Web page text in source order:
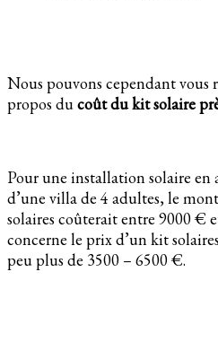
Nous pouvons cependant vous
propos ducoût du kit solaire
Pour une installation solaire
d’une villa de 4 adultes, le
solaires coûterait entre 9000 €
concerne le prix d’un kit
peu plus de 3500 – 6500 €.